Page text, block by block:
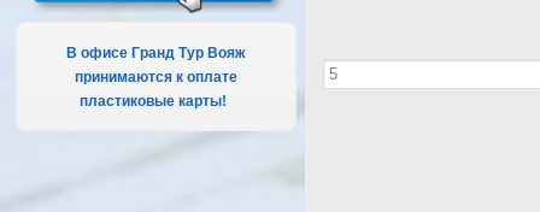
В офисе Гранд Тур Вояж
принимаются к оплате
пластиковые карты!